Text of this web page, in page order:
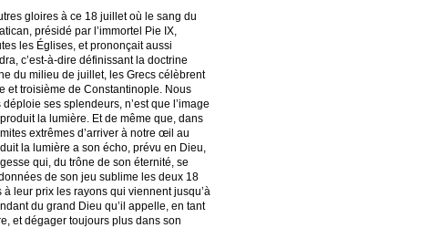
gloires à ce 18 juillet où le sang du
présidé par l’immortel Pie IX,
les Églises, et prononçait aussi
c’est-à-dire définissant la doctrine
du milieu de juillet, les Grecs célèbrent
et troisième de Constantinople. Nous
ses splendeurs, n’est que l’image
la lumière. Et de même que, dans
extrêmes d’arriver à notre œil au
la lumière a son écho, prévu en Dieu,
qui, du trône de son éternité, se
de son jeu sublime les deux 18
leur prix les rayons qui viennent jusqu’à
du grand Dieu qu’il appelle, en tant
et dégager toujours plus dans son